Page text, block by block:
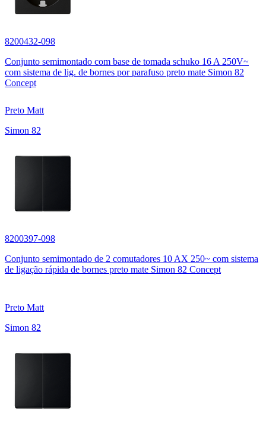
8200432-098
Conjunto semimontado com base de tomada schuko 16 A 250V~
com sistema de lig. de bornes por parafuso preto mate Simon 82
Concept
Preto Matt
Simon 82
8200397-098
Conjunto semimontado de 2 comutadores 10 AX 250~ com sistema
de ligação rápida de bornes preto mate Simon 82 Concept
Preto Matt
Simon 82